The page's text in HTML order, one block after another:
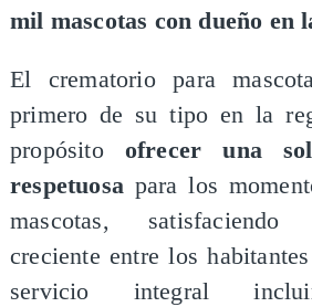
mil mascotas con dueño en
El crematorio para
primero de su tipo en la
propósito ofrecer una
respetuosapara los
mascotas,
creciente entre los
servicio integral